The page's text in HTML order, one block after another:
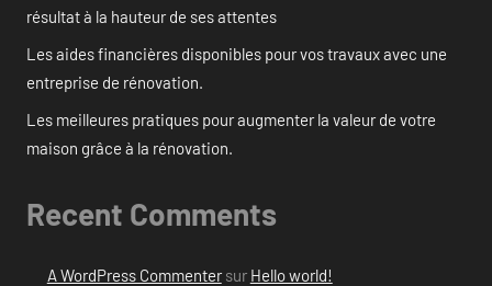
résultat à la hauteur de ses attentes
Les aides financières disponibles pour vos travaux avec une
entreprise de rénovation.
Les meilleures pratiques pour augmenter la valeur de votre
maison grâce à la rénovation.
Recent Comments
A WordPress Commentersur Hello world!